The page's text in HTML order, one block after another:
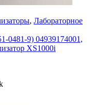
, Лабораторное
0481-9) 04939174001,
XS1000i